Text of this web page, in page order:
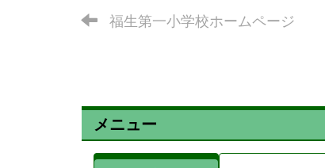
福生第一小学校ホームページ
メニュー